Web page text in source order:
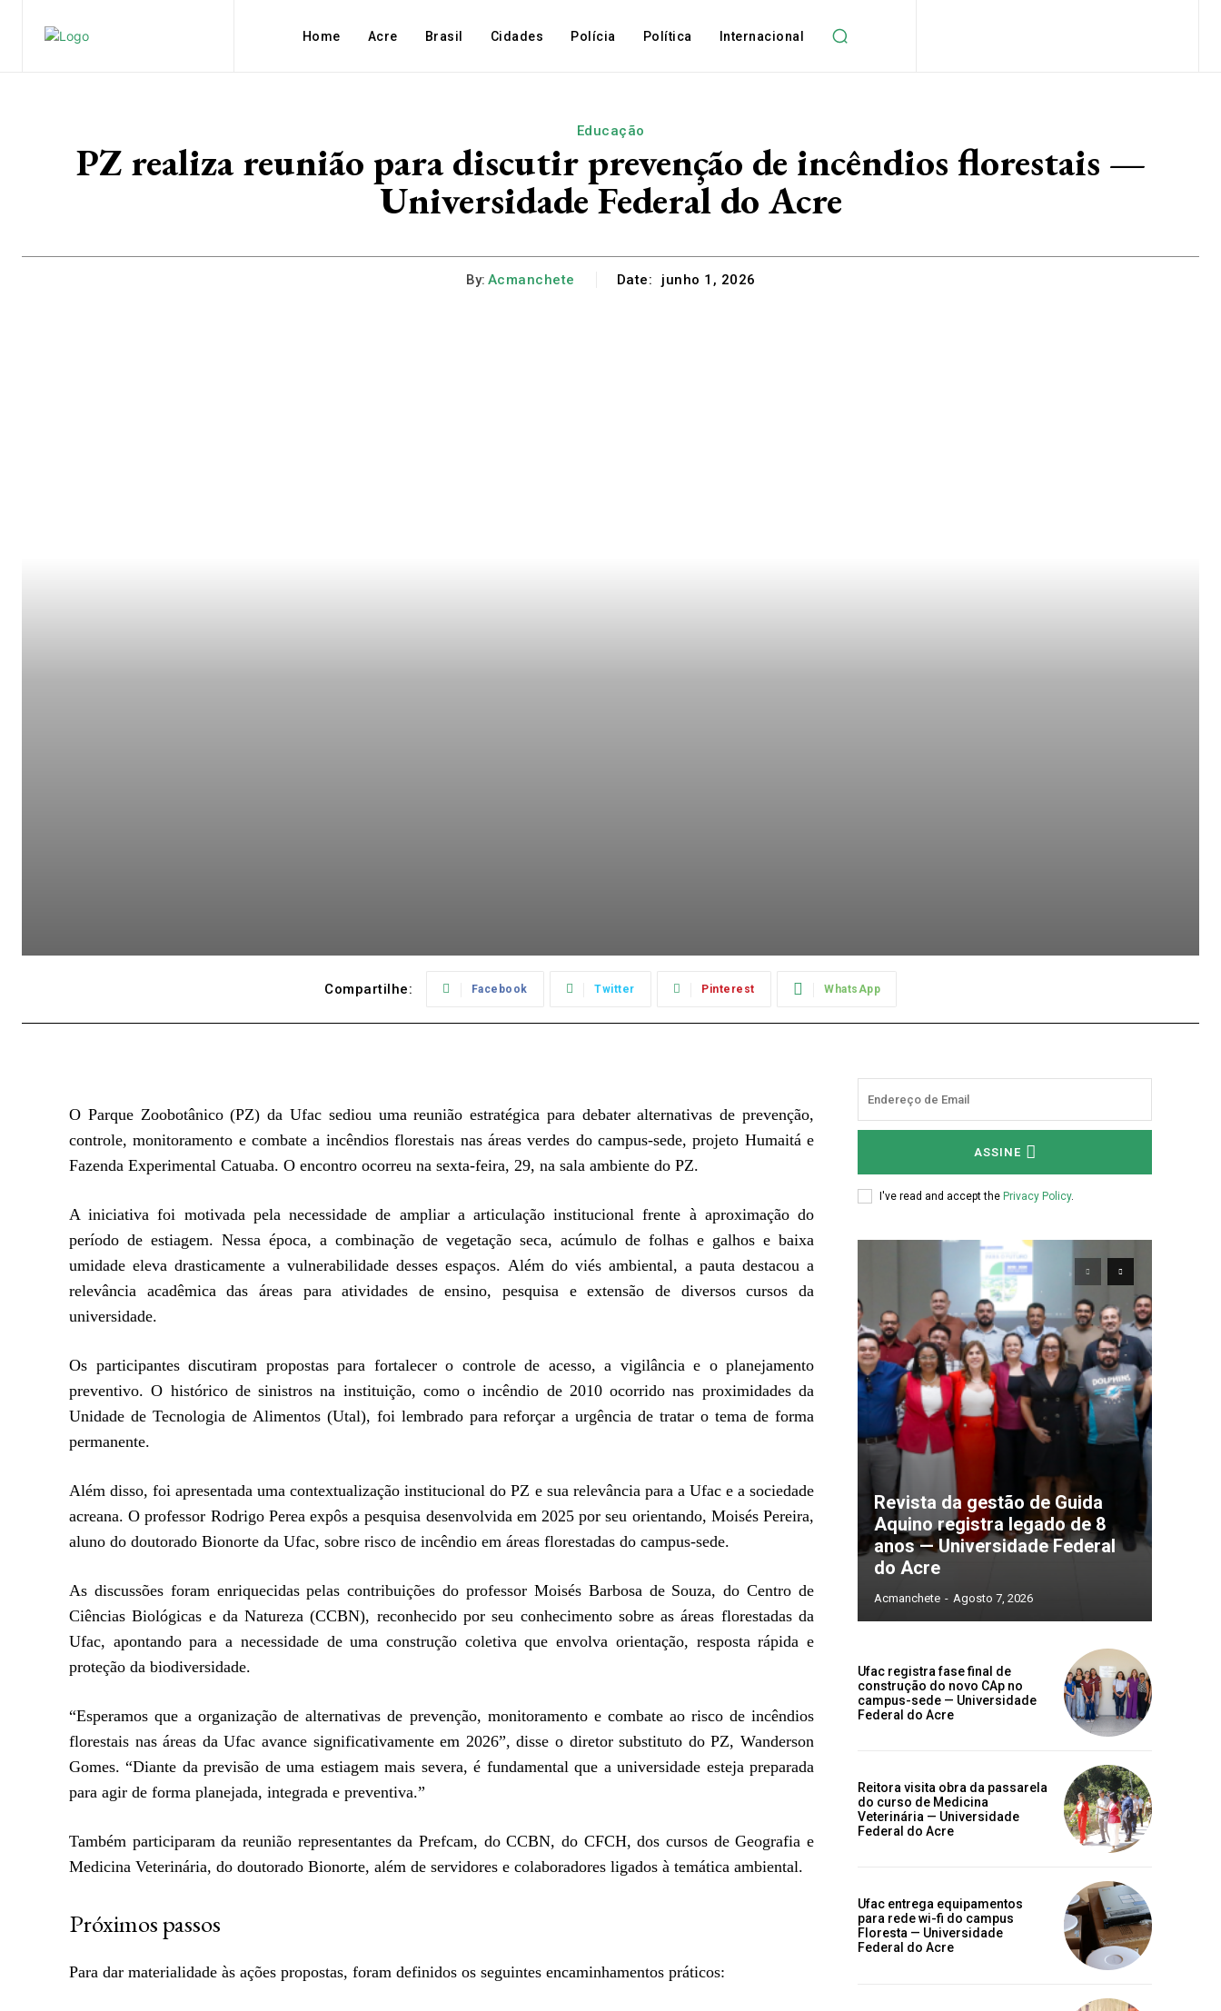
Home Acre Brasil Cidades Polícia Política Internacional
Educação
PZ realiza reunião para discutir prevenção de incêndios florestais —
Universidade Federal do Acre
By: Acmanchete Date: junho 1, 2026
Compartilhe: Facebook Twitter Pinterest WhatsApp
O Parque Zoobotânico (PZ) da Ufac sediou uma reunião estratégica para debater alternativas de prevenção,
controle, monitoramento e combate a incêndios florestais nas áreas verdes do campus-sede, projeto Humaitá e
Fazenda Experimental Catuaba. O encontro ocorreu na sexta-feira, 29, na sala ambiente do PZ.
A iniciativa foi motivada pela necessidade de ampliar a articulação institucional frente à aproximação do
período de estiagem. Nessa época, a combinação de vegetação seca, acúmulo de folhas e galhos e baixa
umidade eleva drasticamente a vulnerabilidade desses espaços. Além do viés ambiental, a pauta destacou a
relevância acadêmica das áreas para atividades de ensino, pesquisa e extensão de diversos cursos da
universidade.
Os participantes discutiram propostas para fortalecer o controle de acesso, a vigilância e o planejamento
preventivo. O histórico de sinistros na instituição, como o incêndio de 2010 ocorrido nas proximidades da
Unidade de Tecnologia de Alimentos (Utal), foi lembrado para reforçar a urgência de tratar o tema de forma
permanente.
Além disso, foi apresentada uma contextualização institucional do PZ e sua relevância para a Ufac e a sociedade
acreana. O professor Rodrigo Perea expôs a pesquisa desenvolvida em 2025 por seu orientando, Moisés Pereira,
aluno do doutorado Bionorte da Ufac, sobre risco de incêndio em áreas florestadas do campus-sede.
As discussões foram enriquecidas pelas contribuições do professor Moisés Barbosa de Souza, do Centro de
Ciências Biológicas e da Natureza (CCBN), reconhecido por seu conhecimento sobre as áreas florestadas da
Ufac, apontando para a necessidade de uma construção coletiva que envolva orientação, resposta rápida e
proteção da biodiversidade.
“Esperamos que a organização de alternativas de prevenção, monitoramento e combate ao risco de incêndios
florestais nas áreas da Ufac avance significativamente em 2026”, disse o diretor substituto do PZ, Wanderson
Gomes. “Diante da previsão de uma estiagem mais severa, é fundamental que a universidade esteja preparada
para agir de forma planejada, integrada e preventiva.”
Também participaram da reunião representantes da Prefcam, do CCBN, do CFCH, dos cursos de Geografia e
Medicina Veterinária, do doutorado Bionorte, além de servidores e colaboradores ligados à temática ambiental.
Próximos passos
Para dar materialidade às ações propostas, foram definidos os seguintes encaminhamentos práticos:
ASSINE
I've read and accept the Privacy Policy.
Revista da gestão de Guida
Aquino registra legado de 8
anos — Universidade Federal
do Acre
Acmanchete - Agosto 7, 2026
Ufac registra fase final de
construção do novo CAp no
campus-sede — Universidade
Federal do Acre
Reitora visita obra da passarela
do curso de Medicina
Veterinária — Universidade
Federal do Acre
Ufac entrega equipamentos
para rede wi-fi do campus
Floresta — Universidade
Federal do Acre